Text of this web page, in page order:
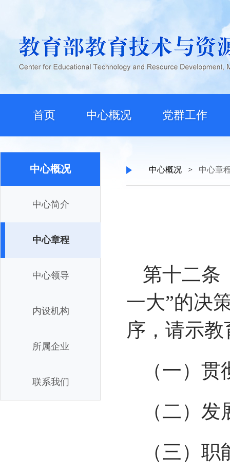
首页 中心概况 党群工作
中心概况
中心简介
中心章程
中心领导
内设机构
所属企业
联系我们
中心概况 > 中心章
第十二条
一大”的决
序，请示
（一）
（二）
（三）